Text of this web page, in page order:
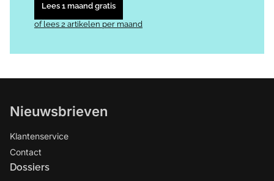
Lees 1 maand gratis
of lees 2 artikelen per maand
Nieuwsbrieven
Klantenservice
Contact
Dossiers